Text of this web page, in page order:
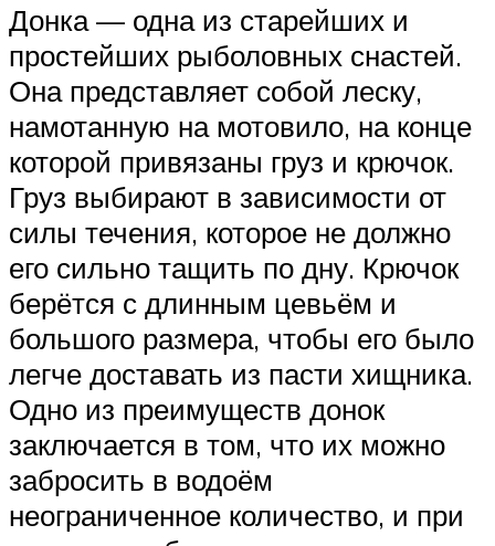
Донка — одна из старейших и
простейших рыболовных снастей.
Она представляет собой леску,
намотанную на мотовило, на конце
которой привязаны груз и крючок.
Груз выбирают в зависимости от
силы течения, которое не должно
его сильно тащить по дну. Крючок
берётся с длинным цевьём и
большого размера, чтобы его было
легче доставать из пасти хищника.
Одно из преимуществ донок
заключается в том, что их можно
забросить в водоём
неограниченное количество, и при